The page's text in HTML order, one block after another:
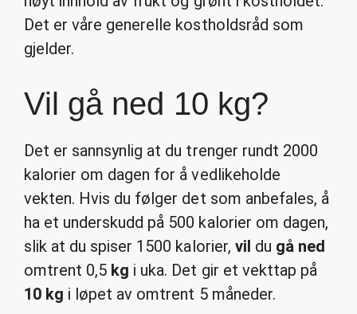
Det er våre generelle kostholdsråd som
gjelder.
Vil gå ned 10 kg?
Det er sannsynlig at du trenger rundt 2000
kalorier om dagen for å vedlikeholde
vekten. Hvis du følger det som anbefales, å
ha et underskudd på 500 kalorier om dagen,
slik at du spiser 1500 kalorier, vil du gå ned
omtrent 0,5 kg i uka. Det gir et vekttap på
10 kg i løpet av omtrent 5 måneder.